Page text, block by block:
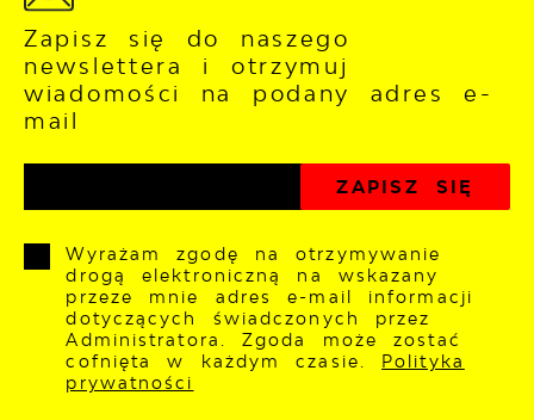
Zapisz się do naszego
newslettera i otrzymuj
wiadomości na podany adres e-
mail
Wyrażam zgodę na otrzymywanie
drogą elektroniczną na wskazany
przeze mnie adres e-mail informacji
dotyczących świadczonych przez
Administratora. Zgoda może zostać
cofnięta w każdym czasie. Polityka
prywatności